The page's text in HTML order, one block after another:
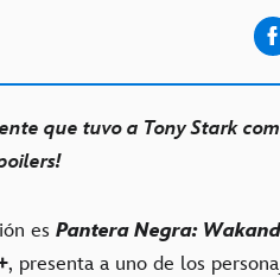
que tuvo a Tony Stark
es Pantera Negra:
, presenta a uno de los